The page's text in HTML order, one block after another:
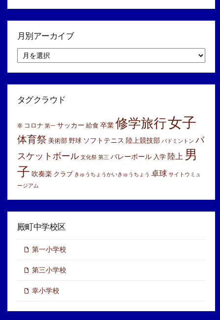
月別アーカイブ
別
ア
イ
タグクラウド
幸 コロナ 第一 サッカー 給食 卒業修学旅行女子
体育祭 美術部 野球 ソフトテニス 陸上競技部 バドミントン バ
スケットボール 文化祭 第三 バレーボール 入学 陸上 男
子 吹奏楽 クラブ きゅうちょうかいきゅうちょう 卓球 サイトウミュ
ージアム
殿町中学校区
第一小学校
第三小学校
幸小学校